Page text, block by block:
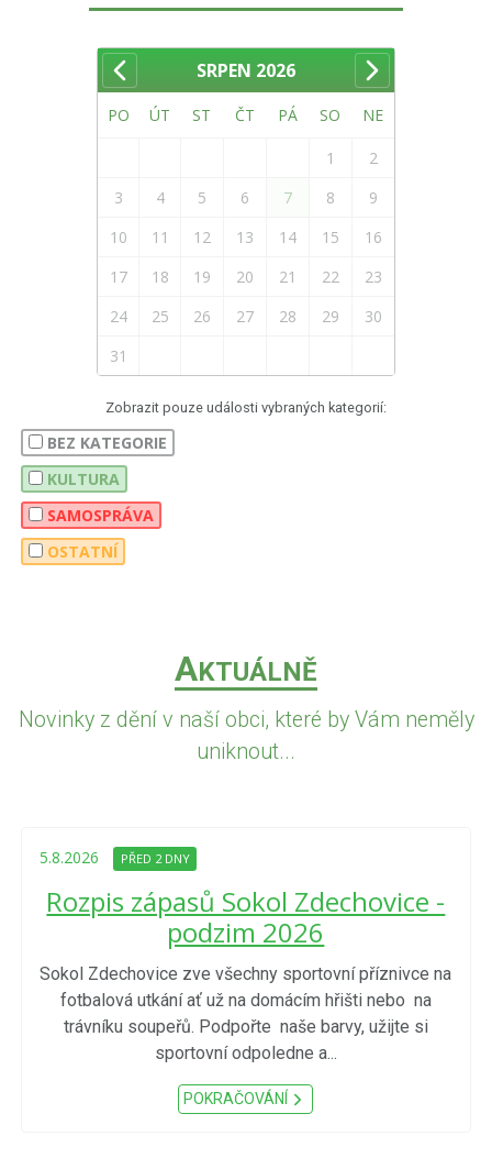
SRPEN 2026
PO ÚT ST ČT PÁ SO NE
1
2
3
4 5 6 7 8
9
10
11 12 13 14 15
16
17
18 19 20 21 22
23
24
25 26 27 28 29
30
31
Zobrazit pouze události vybraných kategorií:
BEZ KATEGORIE
KULTURA
SAMOSPRÁVA
OSTATNÍ
AKTUÁLNĚ
Novinky z dění v naší obci, které by Vám neměly
uniknout...
5.8.2026 PŘED 2 DNY
Rozpis zápasů Sokol Zdechovice -
podzim 2026
Sokol Zdechovice zve všechny sportovní příznivce na
fotbalová utkání ať už na domácím hřišti nebo na
trávníku soupeřů. Podpořte naše barvy, užijte si
sportovní odpoledne a...
POKRAČOVÁNÍ